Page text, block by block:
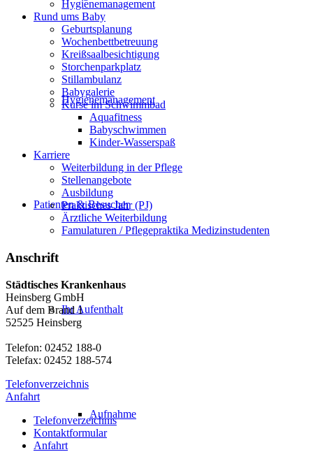
Hygienemanagement
Patienten & Besucher
Ihr Aufenthalt
Aufnahme
Hygienemanagement
Rund ums Baby
Geburtsplanung
Wochenbettbetreuung
Kreißsaalbesichtigung
Storchenparkplatz
Stillambulanz
Babygalerie
Kurse im Schwimmbad
Aquafitness
Babyschwimmen
Kinder-Wasserspaß
Karriere
Weiterbildung in der Pflege
Stellenangebote
Ausbildung
Praktisches Jahr (PJ)
Ärztliche Weiterbildung
Famulaturen / Pflegepraktika Medizinstudenten
Anschrift
Städtisches Krankenhaus
Heinsberg GmbH
Auf dem Brand 1
52525 Heinsberg
Telefon: 02452 188-0
Telefax: 02452 188-574
Telefonverzeichnis
Anfahrt
Telefonverzeichnis
Kontaktformular
Anfahrt